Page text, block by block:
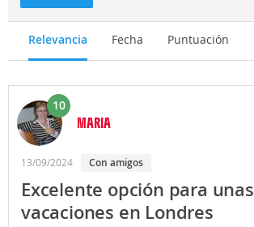
Relevancia Fecha Puntuación
10
MARIA
13/09/2024 con amigos
Excelente opción para unas
vacaciones en Londres